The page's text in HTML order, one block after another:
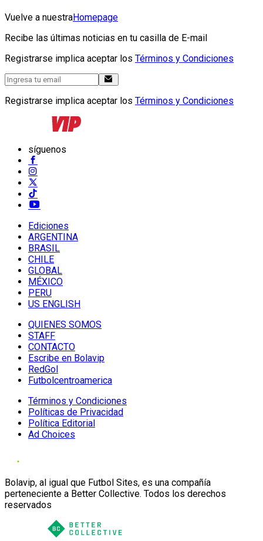
Vuelve a nuestraHomepage
Recibe las últimas noticias en tu casilla de E-mail
Registrarse implica aceptar los Términos y Condiciones
Registrarse implica aceptar los Términos y Condiciones
síguenos
Ediciones
ARGENTINA
BRASIL
CHILE
GLOBAL
MÉXICO
PERU
US ENGLISH
QUIENES SOMOS
STAFF
CONTACTO
Escribe en Bolavip
RedGol
Futbolcentroamerica
Términos y Condiciones
Políticas de Privacidad
Política Editorial
Ad Choices
Bolavip, al igual que Futbol Sites, es una compañía
perteneciente a Better Collective. Todos los derechos
reservados